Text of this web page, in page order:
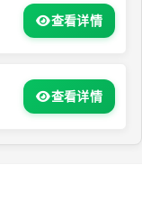
查看详情
查看详情